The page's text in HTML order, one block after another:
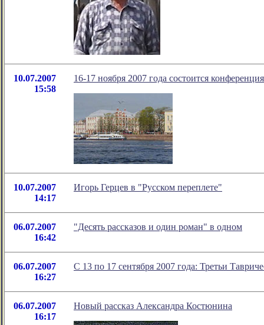
10.07.2007
15:58
16-17 ноября 2007 года состоится
10.07.2007
14:17
Игорь Герцев в "Русском переплете"
06.07.2007
16:42
"Десять рассказов и один роман" в одном
06.07.2007
16:27
C 13 по 17 сентября 2007 года: Третьи
06.07.2007
16:17
Новый рассказ Александра Костюнина